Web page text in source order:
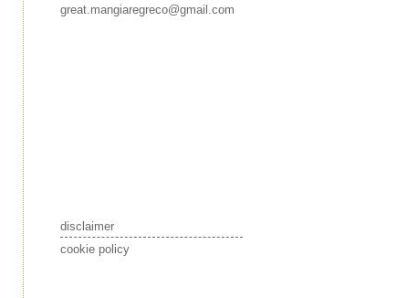
great.mangiaregreco@gmail.com
disclaimer
cookie policy